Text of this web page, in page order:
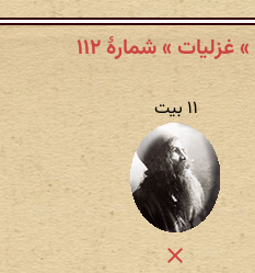
» شمارهٔ ۱۱۲
۱۱ بیت